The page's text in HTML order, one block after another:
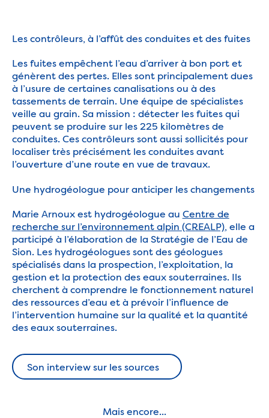
Les contrôleurs, à l’affût des conduites et des fuites
Les fuites empêchent l’eau d’arriver à bon port et
génèrent des pertes. Elles sont principalement dues
à l’usure de certaines canalisations ou à des
tassements de terrain. Une équipe de spécialistes
veille au grain. Sa mission : détecter les fuites qui
peuvent se produire sur les 225 kilomètres de
conduites. Ces contrôleurs sont aussi sollicités pour
localiser très précisément les conduites avant
l’ouverture d’une route en vue de travaux.
Une hydrogéologue pour anticiper les changements
Marie Arnoux est hydrogéologue au Centre de
recherche sur l’environnement alpin (CREALP), elle a
participé à l’élaboration de la Stratégie de l’Eau de
Sion. Les hydrogéologues sont des géologues
spécialisés dans la prospection, l’exploitation, la
gestion et la protection des eaux souterraines. Ils
cherchent à comprendre le fonctionnement naturel
des ressources d’eau et à prévoir l’influence de
l’intervention humaine sur la qualité et la quantité
des eaux souterraines.
Son interview sur les sources
Son interview sur les sources
Mais encore...